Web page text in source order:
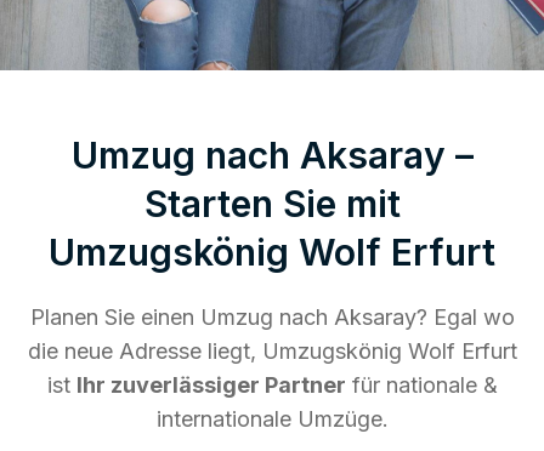
Umzug nach Aksaray –
Starten Sie mit
Umzugskönig Wolf Erfurt
Planen Sie einen Umzug nach Aksaray? Egal wo
die neue Adresse liegt, Umzugskönig Wolf Erfurt
ist Ihr zuverlässiger Partner für nationale &
internationale Umzüge.